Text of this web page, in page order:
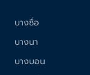
บางซื่อ
บางนา
บางบอน